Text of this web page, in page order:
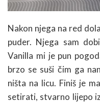
Nakon njega na red
puder. Njega sam
Vanilla mi je pun
brzo se suši čim ga
ništa na licu. Finiš je
setirati, stvarno lijepo